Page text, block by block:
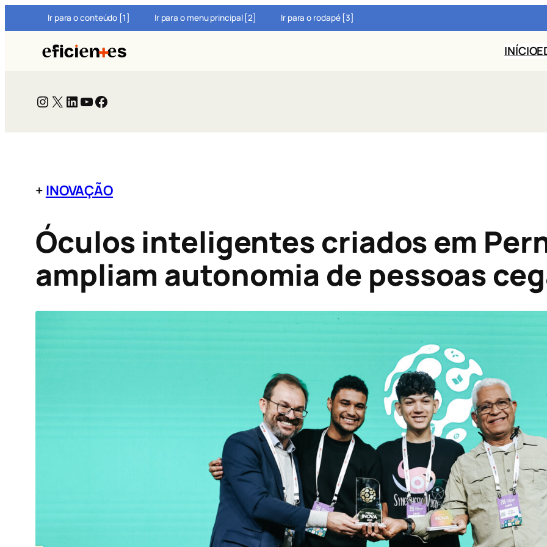
conteúdo
Ir para o conteúdo [1] Ir para o menu principal [2] Ir para o rodapé [3]
INÍCIO
Instagram X LinkedIn Youtube Facebook
+ INOVAÇÃO
Óculos inteligentes criados em
ampliam autonomia de pessoas